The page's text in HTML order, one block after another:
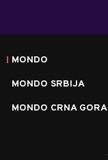
MONDO
MONDO SRBIJA
MONDO CRNA GORA